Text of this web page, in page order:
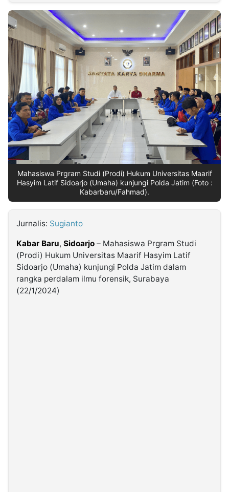
INDONESIA
Partner
Insight
NTB
Suara
Time
Lens
IDN
Daily
Jogja
Jalan
Rakyat
Idealita
News
Kita
Notice
Radar
Baru
Seedbacklink
Follow
Kabarbaru
Kabarbaru.co
Mahasiswa Prgram Studi (Prodi) Hukum Universitas Maarif
Hasyim Latif Sidoarjo (Umaha) kunjungi Polda Jatim (Foto :
Kabarbaru/Fahmad).
Jurnalis: Sugianto
Kabar Baru, Sidoarjo – Mahasiswa Prgram Studi
(Prodi) Hukum Universitas Maarif Hasyim Latif
Sidoarjo (Umaha) kunjungi Polda Jatim dalam
rangka perdalam ilmu forensik, Surabaya
(22/1/2024)